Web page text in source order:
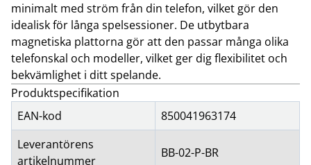
minimalt med ström från din telefon, vilket gör den
idealisk för långa spelsessioner. De utbytbara
magnetiska plattorna gör att den passar många olika
telefonskal och modeller, vilket ger dig flexibilitet och
bekvämlighet i ditt spelande.
Produktspecifikation
EAN-kod
850041963174
Leverantörens
artikelnummer
BB-02-P-BR